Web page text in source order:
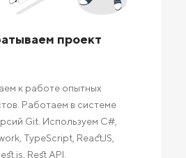
проект
к работе опытных
Работаем в системе
Git. Используем C#,
TypeScript, ReactJS,
Rest API.